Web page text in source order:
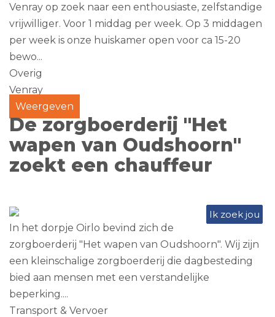
Venray op zoek naar een enthousiaste, zelfstandige
vrijwilliger. Voor 1 middag per week. Op 3 middagen
per week is onze huiskamer open voor ca 15-20
bewo...
Overig
Venray
Weergeven
De zorgboerderij "Het
wapen van Oudshoorn"
zoekt een chauffeur
Ik zoek jou
In het dorpje Oirlo bevind zich de
zorgboerderij "Het wapen van Oudshoorn". Wij zijn
een kleinschalige zorgboerderij die dagbesteding
bied aan mensen met een verstandelijke
beperking....
Transport & Vervoer